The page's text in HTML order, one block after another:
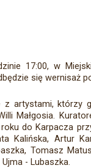
17:00, w
się wernisaż
artystami, którzy
Małgosia.
do Karpacza
Kalińska, Artur
Tomasz
- Lubaszka.